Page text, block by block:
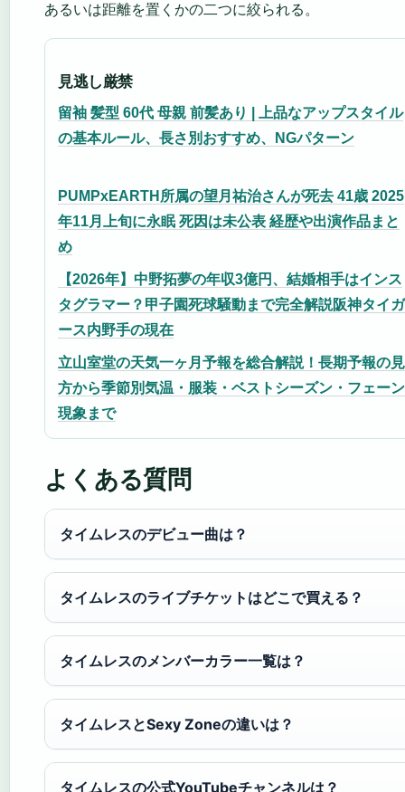
あるいは距離を置くかの二つに絞られる。
見逃し厳禁
留袖 髪型 60代 母親 前髪あり | 上品なアップスタイル
の基本ルール、長さ別おすすめ、NGパターン
PUMPxEARTH所属の望月祐治さんが死去 41歳 2025
年11月上旬に永眠 死因は未公表 経歴や出演作品まと
め
【2026年】中野拓夢の年収3億円、結婚相手はインス
タグラマー？甲子園死球騒動まで完全解説阪神タイガ
ース内野手の現在
立山室堂の天気一ヶ月予報を総合解説！長期予報の見
方から季節別気温・服装・ベストシーズン・フェーン
現象まで
よくある質問
タイムレスのデビュー曲は？
タイムレスのライブチケットはどこで買える？
タイムレスのメンバーカラー一覧は？
タイムレスとSexy Zoneの違いは？
タイムレスの公式YouTubeチャンネルは？